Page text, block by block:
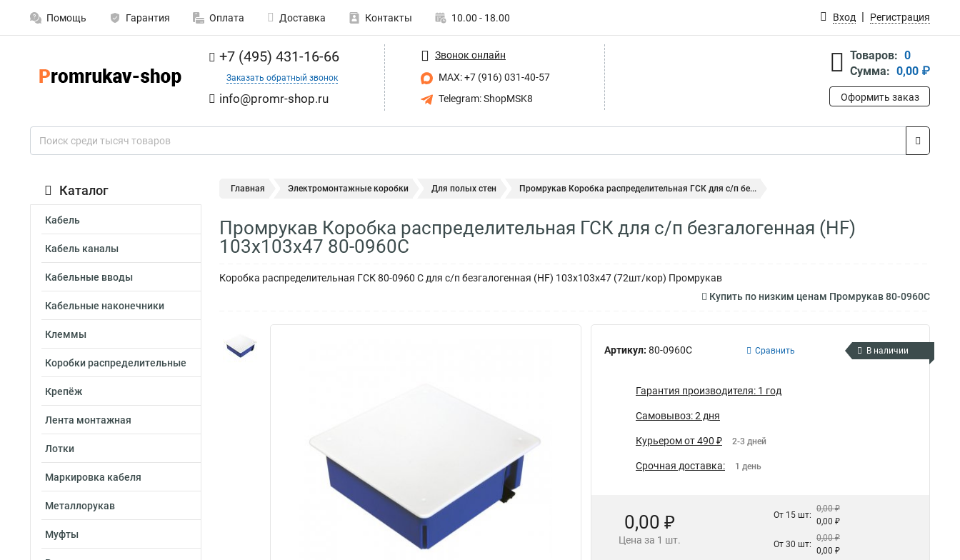
Помощь Гарантия Оплата Доставка Контакты 10.00 - 18.00 Вход Регистрация
+7 (495) 431-16-66
Заказать обратный звонок
info@promr-shop.ru
Звонок онлайн
MAX: +7 (916) 031-40-57
Telegram: ShopMSK8
Товаров: 0
Сумма: 0,00 ₽
Оформить заказ
Каталог
Кабель
Кабель каналы
Кабельные вводы
Кабельные наконечники
Клеммы
Коробки распределительные
Крепёж
Лента монтажная
Лотки
Маркировка кабеля
Металлорукав
Муфты
Главная Электромонтажные коробки Для полых стен Промрукав Коробка распределительная ГСК для с/п бе...
Промрукав Коробка распределительная ГСК для с/п безгалогенная (HF)
103х103х47 80-0960С
Коробка распределительная ГСК 80-0960 С для с/п безгалогенная (HF) 103х103х47 (72шт/кор) Промрукав
Купить по низким ценам Промрукав 80-0960С
Артикул: 80-0960С Сравнить В наличии
Гарантия производителя: 1 год
Самовывоз: 2 дня
Курьером от 490 ₽ 2-3 дней
Срочная доставка: 1 день
0,00 ₽
Цена за 1 шт.
От 15 шт:
0,00 ₽
0,00 ₽
От 30 шт:
0,00 ₽
0,00 ₽